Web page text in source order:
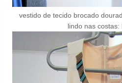
vestido de tecido brocado
lindo nas costas: